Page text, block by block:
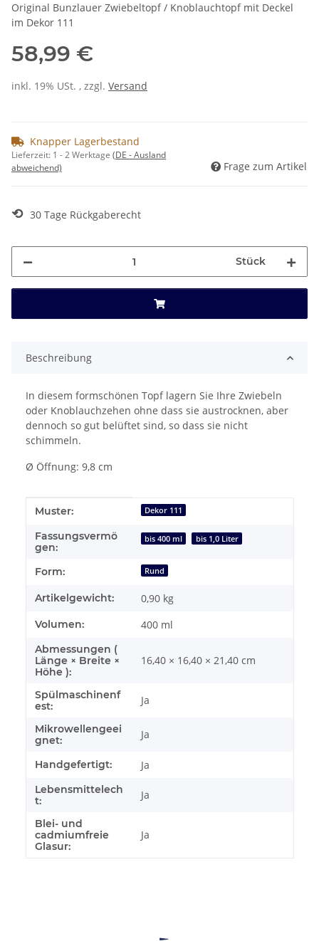
Original Bunzlauer Zwiebeltopf / Knoblauchtopf mit Deckel
im Dekor 111
58,99 €
inkl. 19% USt. , zzgl. Versand
Knapper Lagerbestand
Lieferzeit: 1 - 2 Werktage (DE - Ausland
abweichend)
Frage zum Artikel
⟲ 30 Tage Rückgaberecht
Stück
Beschreibung
In diesem formschönen Topf lagern Sie Ihre Zwiebeln
oder Knoblauchzehen ohne dass sie austrocknen, aber
dennoch so gut belüftet sind, so dass sie nicht
schimmeln.
Ø Öffnung: 9,8 cm
Produkteigenschaft
Wert
Muster: Dekor 111
Fassungsvermö
gen:
bis 400 ml bis 1,0 Liter
Form: Rund
Artikelgewicht: 0,90 kg
Volumen: 400 ml
Abmessungen (
Länge × Breite ×
Höhe ):
16,40 × 16,40 × 21,40 cm
Spülmaschinenf
est:
Ja
Mikrowellengeei
gnet:
Ja
Handgefertigt: Ja
Lebensmittelech
t:
Ja
Blei- und
cadmiumfreie
Glasur:
Ja